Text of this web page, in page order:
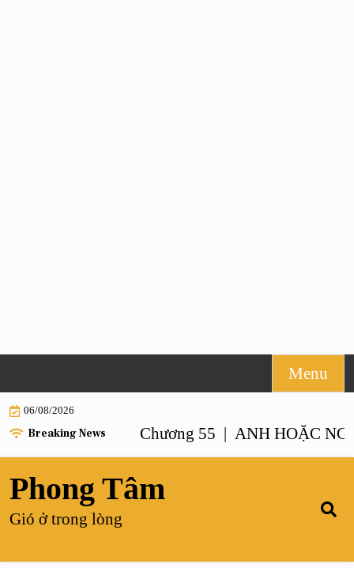
to
content
Menu
06/08/2026
Breaking News
NHƯ ANH – Chương 55 | ANH HOẶC NGƯỜI
Phong Tâm
Gió ở trong lòng